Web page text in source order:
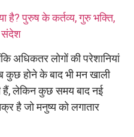
है? पुरुष के कर्तव्य, गुरु भक्ति,
संदेश
अधिकतर लोगों की परेशानियां
होने के बाद भी मन खाली
हैं, लेकिन कुछ समय बाद नई
है जो मनुष्य को लगातार